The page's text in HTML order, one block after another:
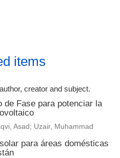
items
creator and subject.
de Fase para potenciar la
Asad; Uzair, Muhammad
para áreas domésticas